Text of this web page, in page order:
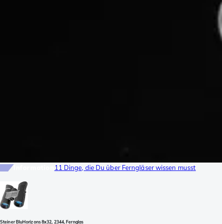
11 Dinge, die Du über Ferngläser wissen musst
Steiner BluHorizons 8x32, 2344, Fernglas